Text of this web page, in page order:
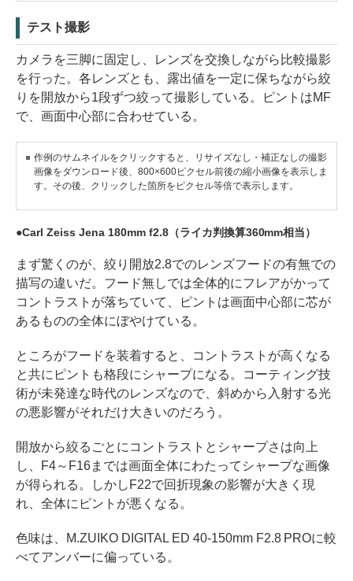
テスト撮影
カメラを三脚に固定し、レンズを交換しながら比較撮影
を行った。各レンズとも、露出値を一定に保ちながら絞
りを開放から1段ずつ絞って撮影している。ピントはMF
で、画面中心部に合わせている。
作例のサムネイルをクリックすると、リサイズなし・補正なしの撮影
画像をダウンロード後、800×600ピクセル前後の縮小画像を表示しま
す。その後、クリックした箇所をピクセル等倍で表示します。
Carl Zeiss Jena 180mm f2.8（ライカ判換算360mm相当）
まず驚くのが、絞り開放2.8でのレンズフードの有無での
描写の違いだ。フード無しでは全体的にフレアがかって
コントラストが落ちていて、ピントは画面中心部に芯が
あるものの全体にぼやけている。
ところがフードを装着すると、コントラストが高くなる
と共にピントも格段にシャープになる。コーティング技
術が未発達な時代のレンズなので、斜めから入射する光
の悪影響がそれだけ大きいのだろう。
開放から絞るごとにコントラストとシャープさは向上
し、F4～F16までは画面全体にわたってシャープな画像
が得られる。しかしF22で回折現象の影響が大きく現
れ、全体にピントが悪くなる。
色味は、M.ZUIKO DIGITAL ED 40-150mm F2.8 PROに較
べてアンバーに偏っている。